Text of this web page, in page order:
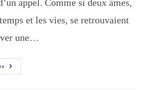
appel. Comme si deux âmes,
et les vies, se retrouvaient
une…
Cette
Relation